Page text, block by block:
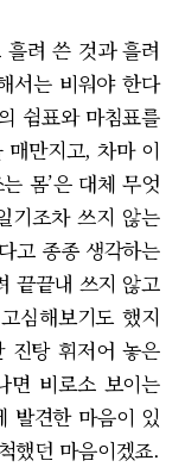
려 쓴 것과 흘려
서는 비워야 한다
쉼표와 마침표를
매만지고, 차마 이
몸’은 대체 무엇
기조차 쓰지 않는
고 종종 생각하는
끝끝내 쓰지 않고
심해보기도 했지
진탕 휘저어 놓은
면 비로소 보이는
발견한 마음이 있
했던 마음이겠죠.